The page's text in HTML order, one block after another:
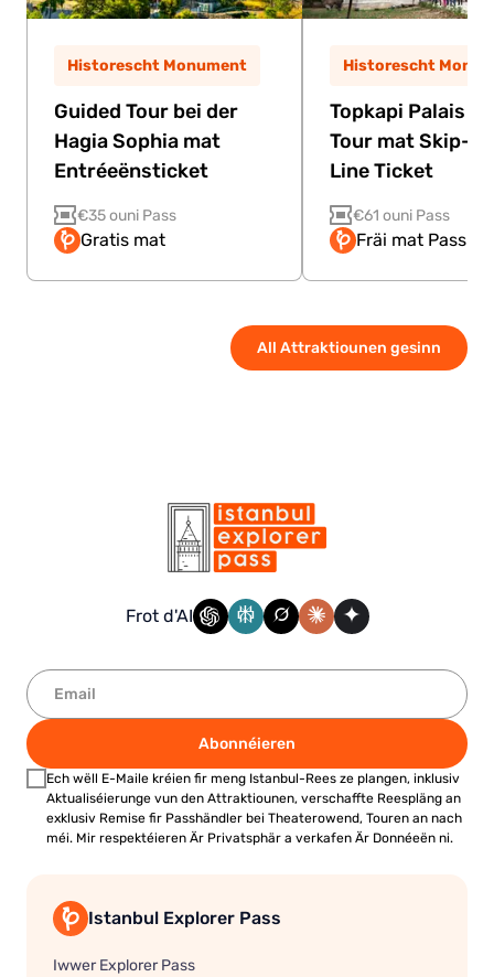
All Attraktiounen gesinn
Historescht Monument
Guided Tour bei der
Hagia Sophia mat
Entréeënsticket
€35 ouni Pass
Gratis mat
Historescht
Topkapi Palais
Tour mat Skip-
Line Ticket
€61 ouni Pass
Fräi mat Pass
Frot d'AI
Abonnéieren
Ech wëll E-Maile kréien fir meng Istanbul-Rees ze plangen, inklusiv
Aktualiséierunge vun den Attraktiounen, verschaffte Reespläng an
exklusiv Remise fir Passhändler bei Theaterowend, Touren an nach
méi. Mir respektéieren Är Privatsphär a verkafen Är Donnéeën ni.
Istanbul Explorer Pass
Iwwer Explorer Pass